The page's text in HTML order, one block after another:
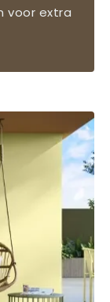
voor extra